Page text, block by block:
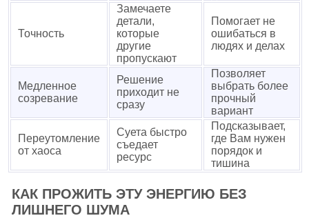
Точность
Замечаете
детали,
которые
другие
пропускают
Помогает не
ошибаться в
людях и делах
Медленное
созревание
Решение
приходит не
сразу
Позволяет
выбрать более
прочный
вариант
Переутомление
от хаоса
Суета быстро
съедает
ресурс
Подсказывает,
где Вам нужен
порядок и
тишина
КАК ПРОЖИТЬ ЭТУ ЭНЕРГИЮ БЕЗ
ЛИШНЕГО ШУМА